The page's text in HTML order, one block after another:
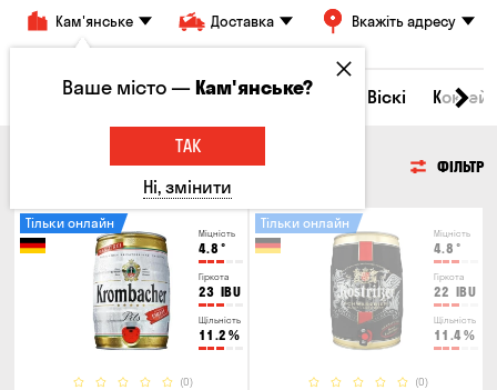
Кам'янське Доставка Вкажіть адресу
Всі товари Пиво Сидр Вино Віскі
ФІЛЬТР
Міцність
4.8 °
Гіркота
23 IBU
Щільність
11.2 %
(0)
Тільки онлайн
Міцність
4.8 °
Гіркота
22 IBU
Щільність
11.4 %
(0)
Тільки онлайн
Ваше місто —Кам'янське?
ТАК
Ні, змінити